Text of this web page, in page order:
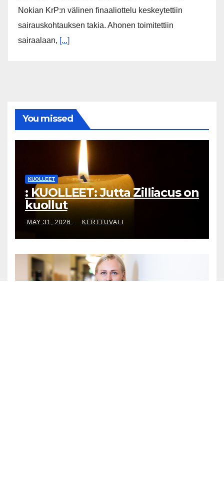
siirtyi myöhemmin laitapuolustajaksi. RoPS:n lisäksi
Koivuranta[...]
Valmentajalegenda Mika ”Amu” Ahonen on
Salibandyvalmentaja Mika Ahonen, 54, on
menehtynyt. Classicin valmennustiimin kuulunut
Ahonen sai sairauskohtauksen kesken tiistaina
pelatun F-liigan viidennen finaalin. Classicin ja
Nokian KrP:n välinen finaaliottelu keskeytettiin
sairauskohtauksen takia. Ahonen toimitettiin
sairaalaan,